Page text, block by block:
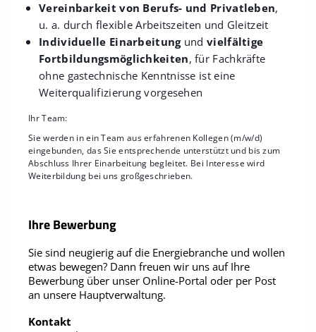
Vereinbarkeit von Berufs- und Privatleben,
u. a. durch flexible Arbeitszeiten und Gleitzeit
Individuelle Einarbeitungund vielfältige
Fortbildungsmöglichkeiten, für Fachkräfte
ohne gastechnische Kenntnisse ist eine
Weiterqualifizierung vorgesehen
Ihr Team:
Sie werden in ein Team aus erfahrenen Kollegen (m/w/d)
eingebunden, das Sie entsprechende unterstützt und bis zum
Abschluss Ihrer Einarbeitung begleitet. Bei Interesse wird
Weiterbildung bei uns großgeschrieben.
Ihre Bewerbung
Sie sind neugierig auf die Energiebranche und wollen
etwas bewegen? Dann freuen wir uns auf Ihre
Bewerbung über unser Online-Portal oder per Post
an unsere Hauptverwaltung.
Kontakt